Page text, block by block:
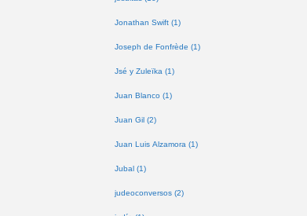
Jonathan Swift (1)
Joseph de Fonfrède (1)
Jsé y Zuleïka (1)
Juan Blanco (1)
Juan Gil (2)
Juan Luis Alzamora (1)
Jubal (1)
judeoconversos (2)